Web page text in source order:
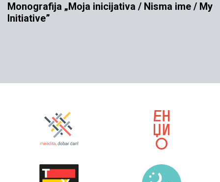
Monografija „Moja inicijativa / Nisma ime / My
Initiative”